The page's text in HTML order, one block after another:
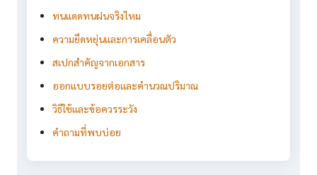
ทนแดดทนฝนจริงไหม
ความยืดหยุ่นและการเคลื่อนตัว
สเปกสำคัญจากเอกสาร
ออกแบบรอยต่อและคำนวณปริมาณ
วิธีใช้และข้อควรระวัง
คำถามที่พบบ่อย